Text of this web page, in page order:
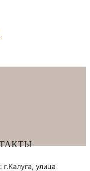
г.Калуга, улица